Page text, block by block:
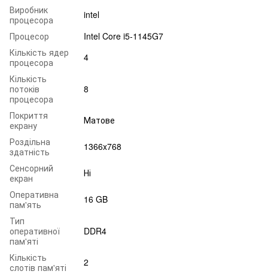
Виробник
процесора
intel
Процесор
Intel Core i5-1145G7
Кількість ядер
процесора
4
Кількість
потоків
процесора
8
Покриття
екрану
Матове
Роздільна
здатність
1366x768
Сенсорний
екран
Ні
Оперативна
пам'ять
16 GB
Тип
оперативної
пам'яті
DDR4
Кількість
слотів пам'яті
2